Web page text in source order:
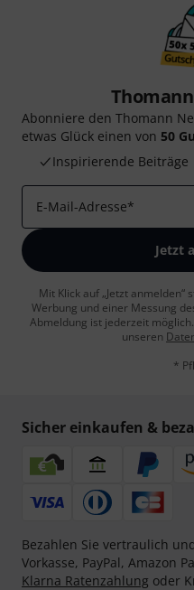
Abonniere den Thomann
etwas Glück einen von 50
Inspirierende Beiträge
E-Mail-Adresse*
Jetzt
Mit Klick auf „Jetzt anmelden“
Werbung und einer Messung
Abmeldung ist jederzeit
unseren
*
Sicher einkaufen &
Bezahlen Sie vertraulich
Vorkasse, PayPal, Amazon
Klarna Ratenzahlung oder